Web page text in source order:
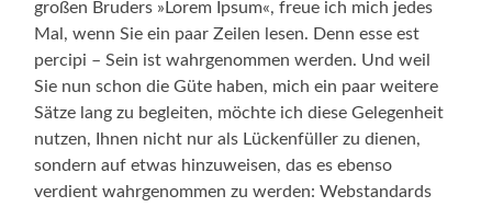
großen Bruders »Lorem Ipsum«, freue ich mich jedes
Mal, wenn Sie ein paar Zeilen lesen. Denn esse est
percipi – Sein ist wahrgenommen werden. Und weil
Sie nun schon die Güte haben, mich ein paar weitere
Sätze lang zu begleiten, möchte ich diese Gelegenheit
nutzen, Ihnen nicht nur als Lückenfüller zu dienen,
sondern auf etwas hinzuweisen, das es ebenso
verdient wahrgenommen zu werden: Webstandards